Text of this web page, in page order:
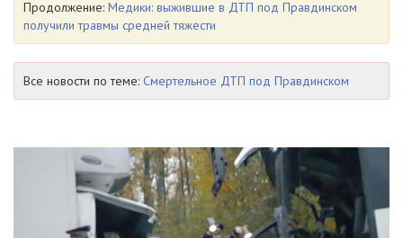
Продолжение: Медики: выжившие в ДТП под Правдинском
получили травмы средней тяжести
Все новости по теме: Смертельное ДТП под Правдинском